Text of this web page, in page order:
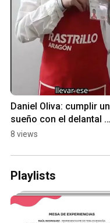
Daniel Oliva: cumplir un
sueño con el delantal
del Rastrillo Aragón
8 views
Playlists